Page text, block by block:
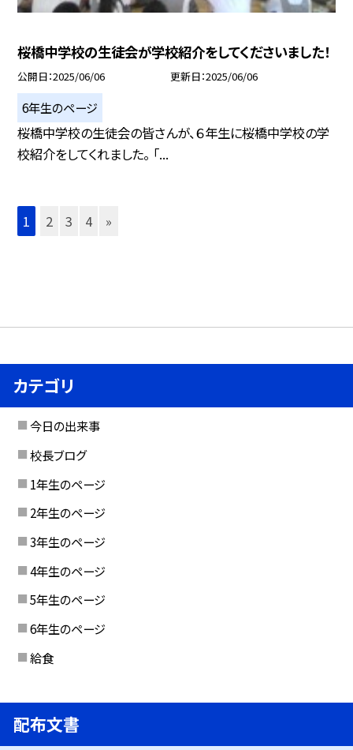
桜橋中学校の生徒会が学校紹介をしてくださいました！
公開日 2025/06/06 更新日 2025/06/06
6年生のページ
桜橋中学校の生徒会の皆さんが、６年生に桜橋中学校の学
校紹介をしてくれました。 「...
1 2 3 4 »
カテゴリ
今日の出来事
校長ブログ
1年生のページ
2年生のページ
3年生のページ
4年生のページ
5年生のページ
6年生のページ
給食
配布文書